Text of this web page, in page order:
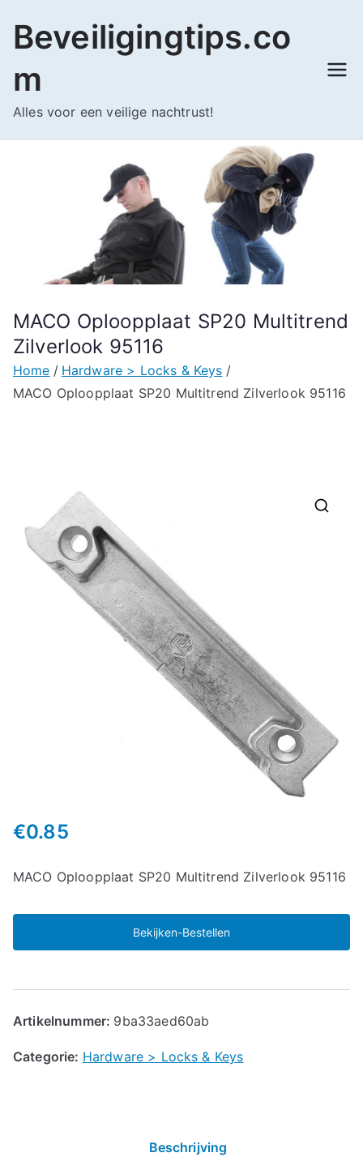
naar
inhoud
Beveiligingtips.co
m
Alles voor een veilige nachtrust!
MACO Oploopplaat SP20 Multitrend
Zilverlook 95116
Home
Hardware > Locks & Keys
MACO Oploopplaat SP20 Multitrend Zilverlook 95116
€0.85
MACO Oploopplaat SP20 Multitrend Zilverlook 95116
Bekijken-Bestellen
Artikelnummer: 9ba33aed60ab
Categorie: Hardware > Locks & Keys
Beschrijving